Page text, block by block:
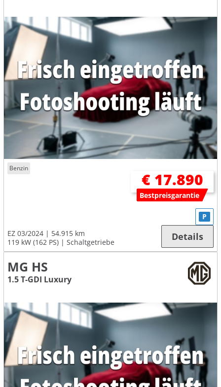
Benzin
€ 17.890
Bestpreisgarantie
EZ 03/2024
54.915 km
119 kW (162 PS)
Schaltgetriebe
P
Details
MG HS
1.5 T-GDI Luxury